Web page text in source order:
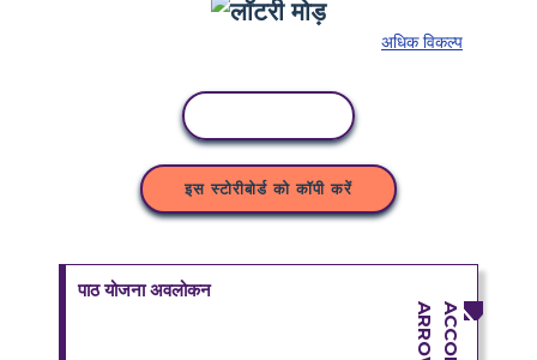
अधिक विकल्प
इस स्टोरीबोर्ड को कॉपी करें
पाठ योजना अवलोकन